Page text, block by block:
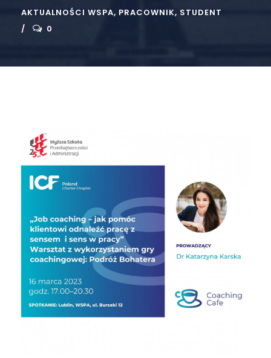
AKTUALNOŚCI WSPA, PRACOWNIK, STUDENT
0